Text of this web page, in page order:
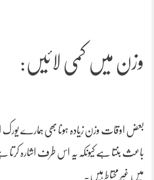
وزن میں کمی لائیں:
بعض اوقات وزن زیادہ ہونا بھی ہمارے یورک
باعث بنتا ہے کیونکہ یہ اس طرف اشارہ کرتا
میں غیر محتاط ہیں۔